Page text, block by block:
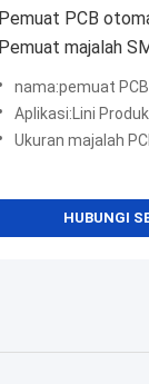
Pemuat PCB
Pemuat majalah
nama:pemuat PCB
Aplikasi:Lini
Ukuran majalah
HUBUNGI